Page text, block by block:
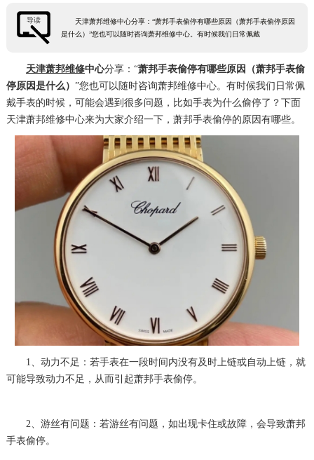
导读
天津萧邦维修中心分享：“萧邦手表偷停有哪些原因（萧邦手表偷停原因
是什么）”您也可以随时咨询萧邦维修中心。有时候我们日常佩戴
天津萧邦维修中心分享：“萧邦手表偷停有哪些原因（萧邦手表偷
停原因是什么） ”您也可以随时咨询萧邦维修中心。有时候我们日常佩
戴手表的时候，可能会遇到很多问题，比如手表为什么偷停了？下面
天津萧邦维修中心来为大家介绍一下，萧邦手表偷停的原因有哪些。
1、动力不足：若手表在一段时间内没有及时上链或自动上链，就
可能导致动力不足，从而引起萧邦手表偷停。
2、游丝有问题：若游丝有问题，如出现卡住或故障，会导致萧邦
手表偷停。